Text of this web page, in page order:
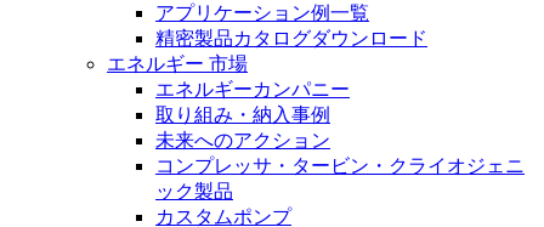
アプリケーション例一覧
精密製品カタログダウンロード
エネルギー 市場
エネルギーカンパニー
取り組み・納入事例
未来へのアクション
コンプレッサ・タービン・クライオジェニ
ック製品
カスタムポンプ